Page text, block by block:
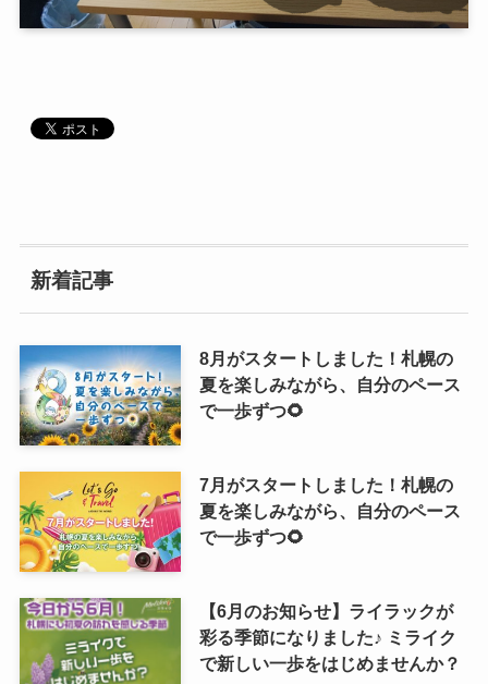
新着記事
8月がスタートしました！札幌の
夏を楽しみながら、自分のペース
で一歩ずつ🌻
7月がスタートしました！札幌の
夏を楽しみながら、自分のペース
で一歩ずつ🌻
【6月のお知らせ】ライラックが
彩る季節になりました♪ ミライク
で新しい一歩をはじめませんか？